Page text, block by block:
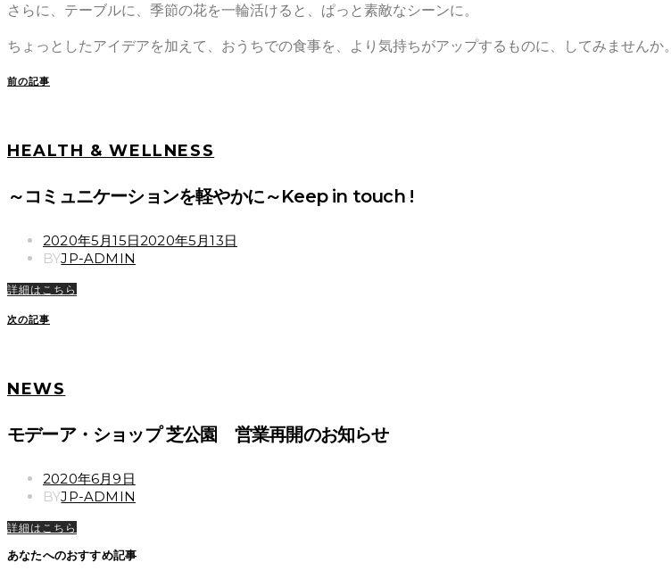
さらに、テーブルに、季節の花を一輪活けると、ぱっと素敵なシーンに。
ちょっとしたアイデアを加えて、おうちでの食事を、より気持ちがアップするものに、してみませんか。
前の記事
HEALTH & WELLNESS
～コミュニケーションを軽やかに～Keep in touch !
POSTED
ON
2020年5月15日2020年5月13日
BYJP-ADMIN
詳細はこちら
次の記事
NEWS
モデーア・ショップ 芝公園 営業再開のお知らせ
POSTED
ON
2020年6月9日
BYJP-ADMIN
詳細はこちら
あなたへのおすすめ記事